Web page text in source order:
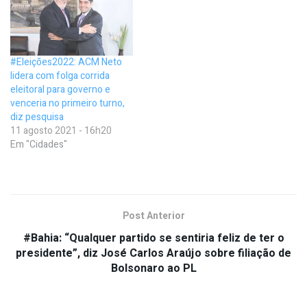
#Eleições2022: ACM Neto
lidera com folga corrida
eleitoral para governo e
venceria no primeiro turno,
diz pesquisa
11 agosto 2021 - 16h20
Em "Cidades"
Post Anterior
#Bahia: “Qualquer partido se sentiria feliz de ter o
presidente”, diz José Carlos Araújo sobre filiação de
Bolsonaro ao PL